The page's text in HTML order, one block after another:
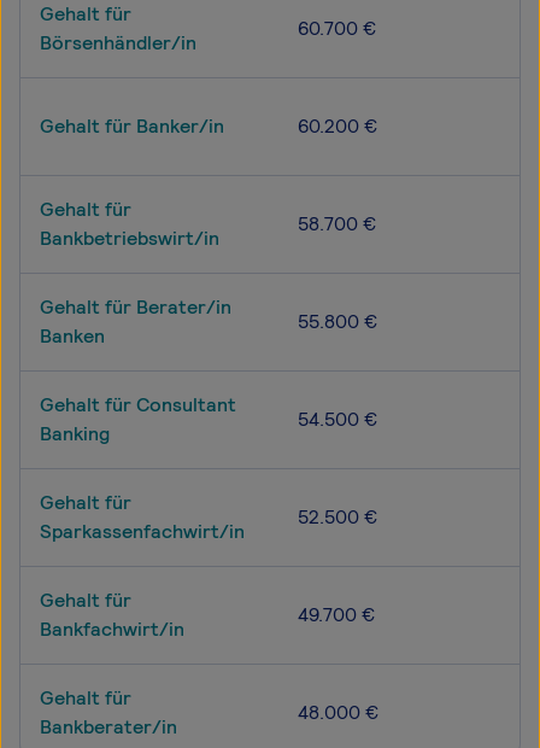
Gehalt für
Börsenhändler/in
60.700 €
Gehalt für Banker/in 60.200 €
Gehalt für
Bankbetriebswirt/in
58.700 €
Gehalt für Berater/in
Banken
55.800 €
Gehalt für Consultant
Banking
54.500 €
Gehalt für
Sparkassenfachwirt/in
52.500 €
Gehalt für
Bankfachwirt/in
49.700 €
Gehalt für
Bankberater/in
48.000 €